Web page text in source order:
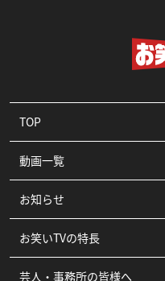
TOP
動画一覧
コント
漫才
ピン
お知らせ
お笑いTVの特長
芸人・事務所の皆様へ